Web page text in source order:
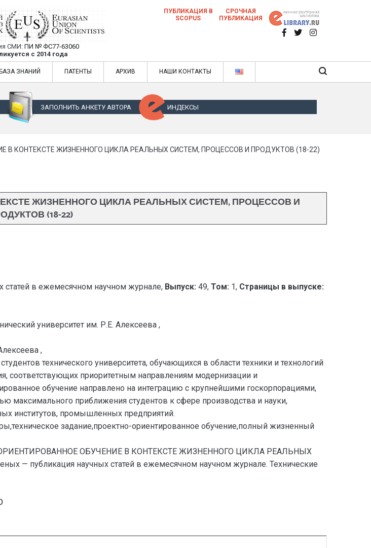
Ученых — публикация научных статей в ежемесячном научном
журнале
СМИ:ПИ № ФС77-63060
с 2014 года
публикация научных статей в ежемесячном научном журнале
ПУБЛИКАЦИЯ В
SCOPUS
СРОЧНАЯ
ПУБЛИКАЦИЯ
БАЗА ЗНАНИЙ ПАТЕНТЫ АРХИВ НАШИ КОНТАКТЫ
ЗАПОЛНИТЬ АНКЕТУ АВТОРА ИНДЕКСЫ
В КОНТЕКСТЕ ЖИЗНЕННОГО ЦИКЛА РЕАЛЬНЫХ СИСТЕМ, ПРОЦЕССОВ И ПРОДУКТОВ (18-22)
ЖИЗНЕННОГО ЦИКЛА РЕАЛЬНЫХ СИСТЕМ, ПРОЦЕССОВ И
(18-22)
в ежемесячном научном журнале, Выпуск: 49, Том: 1, Страницы в выпуске:
университет им. Р.Е. Алексеева ,
,
технического университета, обучающихся в области техники и технологий
соответствующих приоритетным направлениям модернизации и
обучение направлено на интеграцию с крупнейшими госкорпорациями,
приближения студентов к сфере производства и науки,
институтов, промышленных предприятий.
задание,проектно-ориентированное обучение,полный жизненный
ОРИЕНТИРОВАННОЕ ОБУЧЕНИЕ В КОНТЕКСТЕ ЖИЗНЕННОГО ЦИКЛА РЕАЛЬНЫХ
публикация научных статей в ежемесячном научном журнале. Технические